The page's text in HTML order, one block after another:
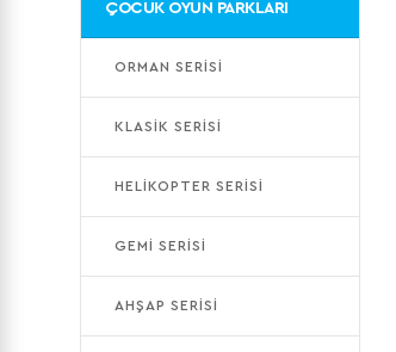
ÇOCUK OYUN PARKLARI
ORMAN SERİSİ
KLASİK SERİSİ
HELİKOPTER SERİSİ
GEMİ SERİSİ
AHŞAP SERİSİ